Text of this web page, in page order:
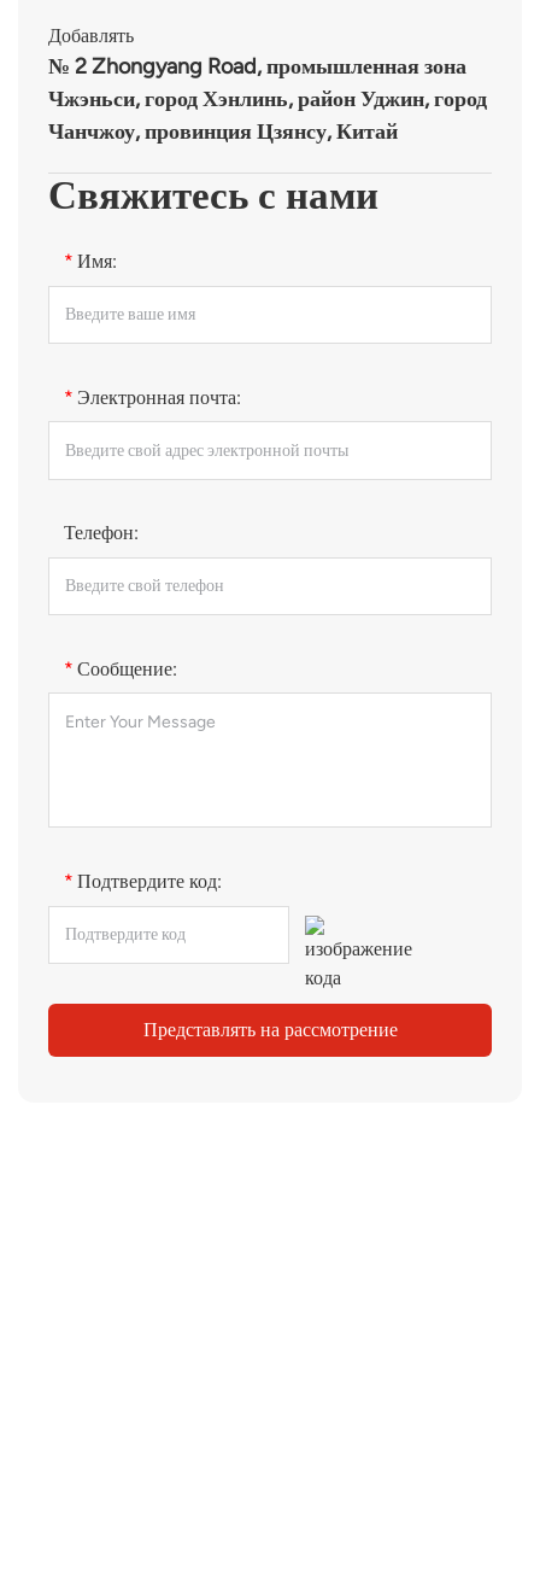
Добавлять
№ 2 Zhongyang Road, промышленная зона
Чжэньси, город Хэнлинь, район Уджин, город
Чанчжоу, провинция Цзянсу, Китай
Свяжитесь с нами
* Имя:
* Электронная почта:
Телефон:
* Сообщение:
* Подтвердите код:
Представлять на рассмотрение